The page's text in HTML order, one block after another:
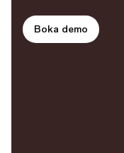
Boka demo